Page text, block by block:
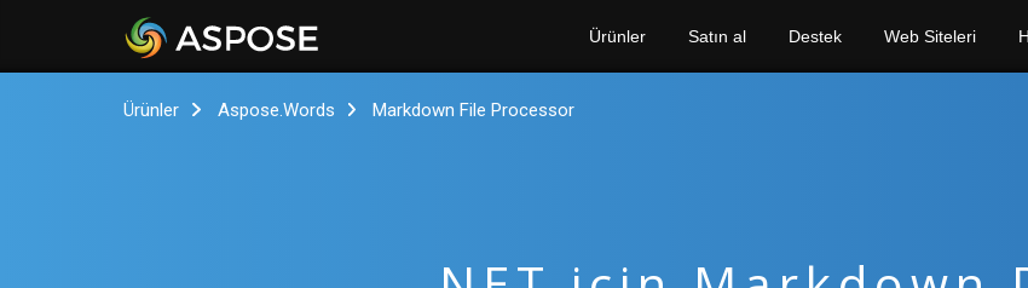
Ürünler Satın al Destek Web Siteleri
Ürünler Aspose.Words Markdown File Processor